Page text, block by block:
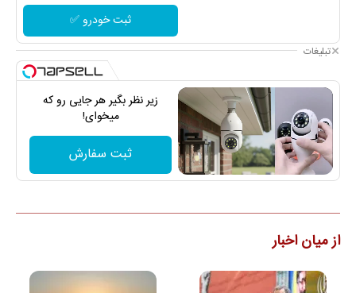
ثبت خودرو ✅
تبلیغات
زیر نظر بگیر هر جایی رو که
میخوای!
ثبت سفارش
از میان اخبار